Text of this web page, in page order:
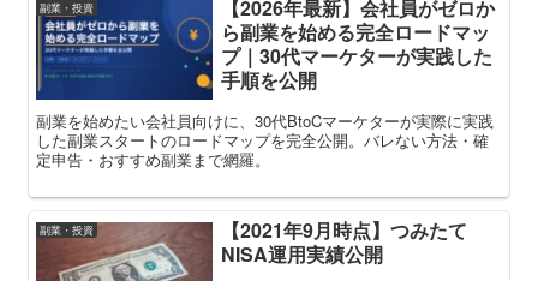
副業・投資
【2026年最新】会社員がゼロか
ら副業を始める完全ロードマッ
プ｜30代マーケターが実践した
手順を公開
副業を始めたい会社員向けに、30代BtoCマーケターが実際に実践
した副業スタートのロードマップを完全公開。バレない方法・確
定申告・おすすめ副業まで網羅。
副業・投資
【2021年9月時点】つみたて
NISA運用実績公開